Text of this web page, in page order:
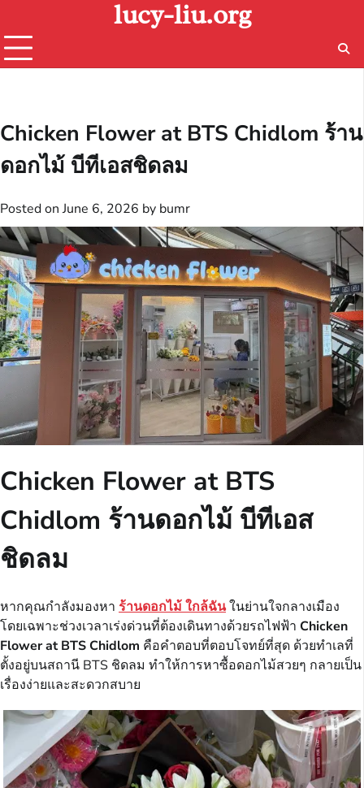
content
lucy-liu.org
Chicken Flower at BTS Chidlom ร้าน
ดอกไม้ บีทีเอสชิดลม
Posted onJune 6, 2026 by bumr
Chicken Flower at BTS
Chidlom ร้านดอกไม้ บีทีเอส
ชิดลม
หากคุณกำลังมองหา ร้านดอกไม้ ใกล้ฉันในย่านใจกลางเมือง
โดยเฉพาะช่วงเวลาเร่งด่วนที่ต้องเดินทางด้วยรถไฟฟ้า Chicken
Flower at BTS Chidlom คือคำตอบที่ตอบโจทย์ที่สุด ด้วยทำเลที่
ตั้งอยู่บนสถานี BTS ชิดลม ทำให้การหาซื้อดอกไม้สวยๆ กลายเป็น
เรื่องง่ายและสะดวกสบาย